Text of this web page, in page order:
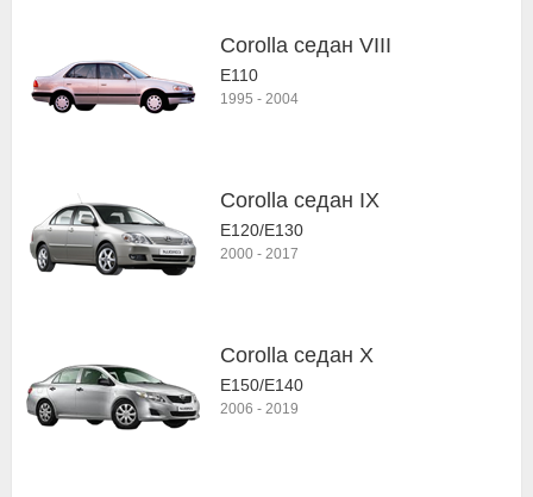
Corolla седан VIII
E110
1995 - 2004
Corolla седан IX
E120/E130
2000 - 2017
Corolla седан X
E150/E140
2006 - 2019